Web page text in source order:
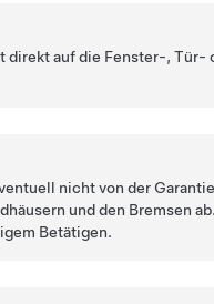
direkt auf die Fenster-,
nicht von der
und den Bremsen
Betätigen.